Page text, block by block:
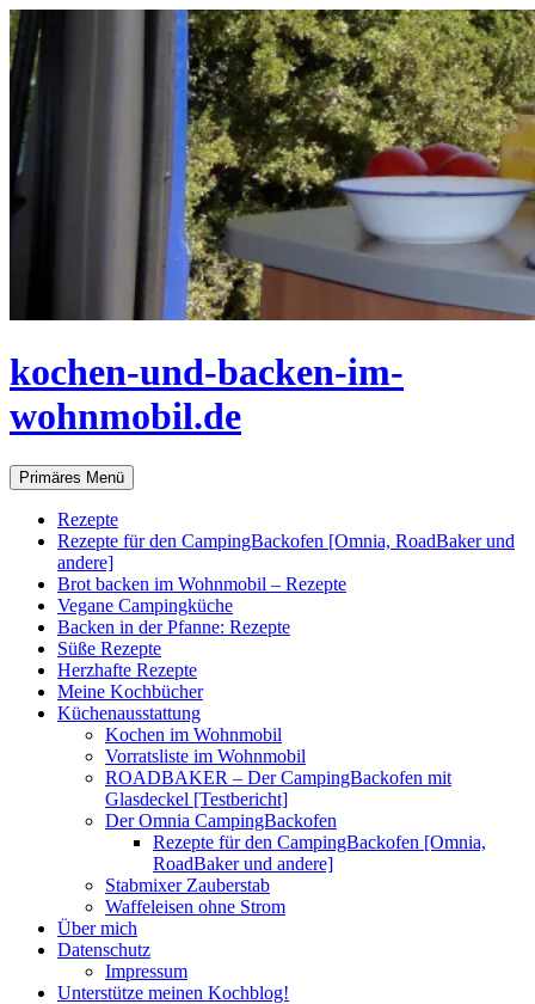
Zum
Inhalt
springen
kochen-und-backen-im-
wohnmobil.de
Suchen
Primäres Menü
Rezepte
Rezepte für den CampingBackofen [Omnia, RoadBaker und
andere]
Brot backen im Wohnmobil – Rezepte
Vegane Campingküche
Backen in der Pfanne: Rezepte
Süße Rezepte
Herzhafte Rezepte
Meine Kochbücher
Küchenausstattung
Kochen im Wohnmobil
Vorratsliste im Wohnmobil
ROADBAKER – Der CampingBackofen mit
Glasdeckel [Testbericht]
Der Omnia CampingBackofen
Rezepte für den CampingBackofen [Omnia,
RoadBaker und andere]
Stabmixer Zauberstab
Waffeleisen ohne Strom
Über mich
Datenschutz
Impressum
Unterstütze meinen Kochblog!